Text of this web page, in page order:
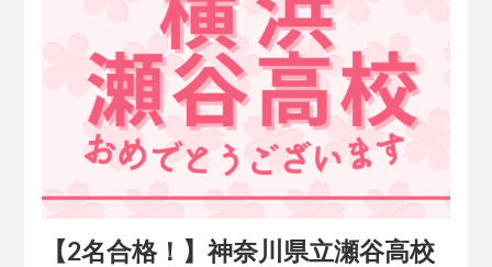
【2名合格！】神奈川県立瀬谷高校